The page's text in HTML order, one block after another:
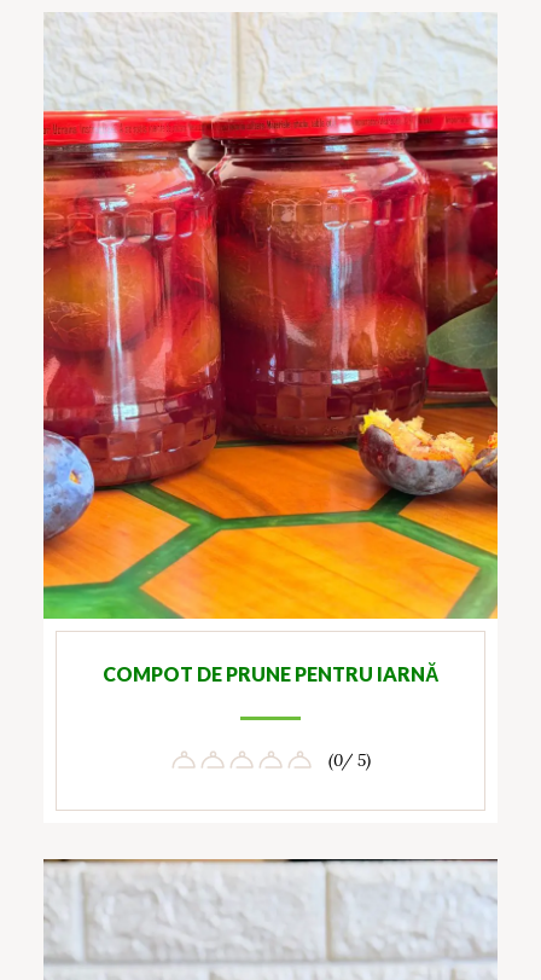
COMPOT DE PRUNE PENTRU IARNĂ
(0/ 5)